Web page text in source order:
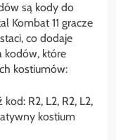
są kody do
Kombat 11 gracze
co dodaje
kodów, które
kostiumów:
R2, L2, R2, L2,
kostium